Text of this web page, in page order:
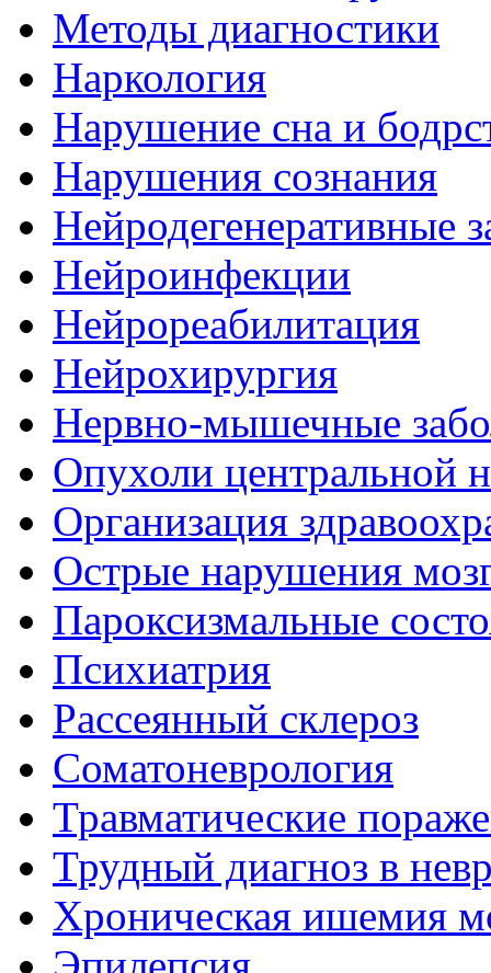
Методы диагностики
Наркология
Нарушение сна и
Нарушения сознания
Нейродегенеративные
Нейроинфекции
Нейрореабилитация
Нейрохирургия
Нервно-мышечные
Опухоли центральной
Организация
Острые нарушения
Пароксизмальные
Психиатрия
Рассеянный склероз
Соматоневрология
Травматические
Трудный диагноз в
Хроническая ишемия